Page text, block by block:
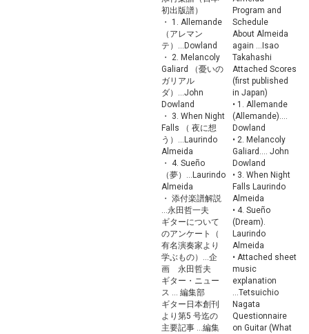
初出版譜）
・ 1. Allemande
（アレマン
テ）...Dowland
・ 2. Melancoly
Galiard （憂いの
ガリアル
ダ）...John
Dowland
・ 3. When Night
Falls （ 夜に想
う）...Laurindo
Almeida
・ 4. Sueño
（夢）...Laurindo
Almeida
・ 添付楽譜解説
...永田哲一夫
ギターについて
のアンケート（
有名演奏家より
学ぶもの）...企
画 永田哲夫
ギター・ニュー
ス ... 編集部
ギター日本創刊
より第5 号迄の
主要記事 ...編集
Program and
Schedule
About Almeida
again ...Isao
Takahashi
Attached Scores
(first published
in Japan)
• 1. Allemande
(Allemande)....
Dowland
• 2. Melancoly
Galiard.... John
Dowland
• 3. When Night
Falls Laurindo
Almeida
• 4. Sueño
(Dream).
Laurindo
Almeida
• Attached sheet
music
explanation
...Tetsuichio
Nagata
Questionnaire
on Guitar (What